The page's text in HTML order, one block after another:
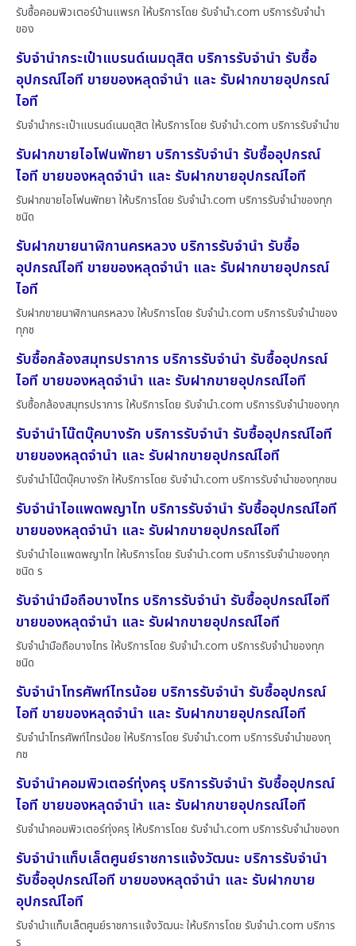
รับซื้อคอมพิวเตอร์บ้านแพรก ให้บริการโดย รับจํานํา.com บริการรับจำนำ
ของ
รับจำนำกระเป๋าแบรนด์เนมดุสิต บริการรับจำนำ รับซื้อ
อุปกรณ์ไอที ขายของหลุดจำนำ และ รับฝากขายอุปกรณ์
ไอที
รับจำนำกระเป๋าแบรนด์เนมดุสิต ให้บริการโดย รับจํานํา.com บริการรับจำนำข
รับฝากขายไอโฟนพัทยา บริการรับจำนำ รับซื้ออุปกรณ์
ไอที ขายของหลุดจำนำ และ รับฝากขายอุปกรณ์ไอที
รับฝากขายไอโฟนพัทยา ให้บริการโดย รับจํานํา.com บริการรับจำนำของทุก
ชนิด
รับฝากขายนาฬิกานครหลวง บริการรับจำนำ รับซื้อ
อุปกรณ์ไอที ขายของหลุดจำนำ และ รับฝากขายอุปกรณ์
ไอที
รับฝากขายนาฬิกานครหลวง ให้บริการโดย รับจํานํา.com บริการรับจำนำของ
ทุกช
รับซื้อกล้องสมุทรปราการ บริการรับจำนำ รับซื้ออุปกรณ์
ไอที ขายของหลุดจำนำ และ รับฝากขายอุปกรณ์ไอที
รับซื้อกล้องสมุทรปราการ ให้บริการโดย รับจํานํา.com บริการรับจำนำของทุก
รับจำนำโน๊ตบุ๊คบางรัก บริการรับจำนำ รับซื้ออุปกรณ์ไอที
ขายของหลุดจำนำ และ รับฝากขายอุปกรณ์ไอที
รับจำนำโน๊ตบุ๊คบางรัก ให้บริการโดย รับจํานํา.com บริการรับจำนำของทุกชน
รับจำนำไอแพดพญาไท บริการรับจำนำ รับซื้ออุปกรณ์ไอที
ขายของหลุดจำนำ และ รับฝากขายอุปกรณ์ไอที
รับจำนำไอแพดพญาไท ให้บริการโดย รับจํานํา.com บริการรับจำนำของทุก
ชนิด ร
รับจำนำมือถือบางไทร บริการรับจำนำ รับซื้ออุปกรณ์ไอที
ขายของหลุดจำนำ และ รับฝากขายอุปกรณ์ไอที
รับจำนำมือถือบางไทร ให้บริการโดย รับจํานํา.com บริการรับจำนำของทุก
ชนิด
รับจำนำโทรศัพท์ไทรน้อย บริการรับจำนำ รับซื้ออุปกรณ์
ไอที ขายของหลุดจำนำ และ รับฝากขายอุปกรณ์ไอที
รับจำนำโทรศัพท์ไทรน้อย ให้บริการโดย รับจํานํา.com บริการรับจำนำของทุ
กช
รับจำนำคอมพิวเตอร์ทุ่งครุ บริการรับจำนำ รับซื้ออุปกรณ์
ไอที ขายของหลุดจำนำ และ รับฝากขายอุปกรณ์ไอที
รับจำนำคอมพิวเตอร์ทุ่งครุ ให้บริการโดย รับจํานํา.com บริการรับจำนำของท
รับจำนำแท็บเล็ตศูนย์ราชการแจ้งวัฒนะ บริการรับจำนำ
รับซื้ออุปกรณ์ไอที ขายของหลุดจำนำ และ รับฝากขาย
อุปกรณ์ไอที
รับจำนำแท็บเล็ตศูนย์ราชการแจ้งวัฒนะ ให้บริการโดย รับจํานํา.com บริการ
ร